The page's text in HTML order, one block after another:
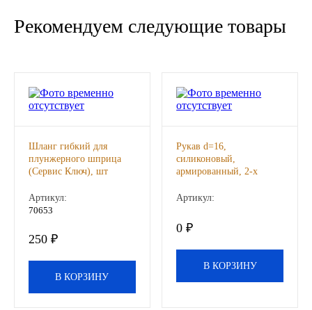
РОСНЕФТЬ
North Sea Lubricants
ГПЗ
ЕПК
Рекомендуем следующие товары
Шланг гибкий для
плунжерного шприца
(Сервис Ключ), шт
Артикул:
70653
250 ₽
В КОРЗИНУ
Рукав d=16,
силиконовый,
армированный, 2-х
Артикул:
0 ₽
В КОРЗИНУ